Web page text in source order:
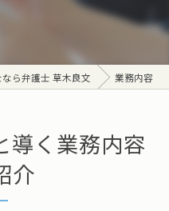
ら弁護士 草木良文 業務内容
導く業務内容
介